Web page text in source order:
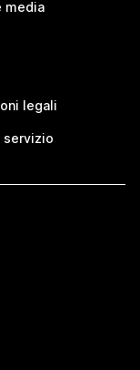
media
legali
servizio